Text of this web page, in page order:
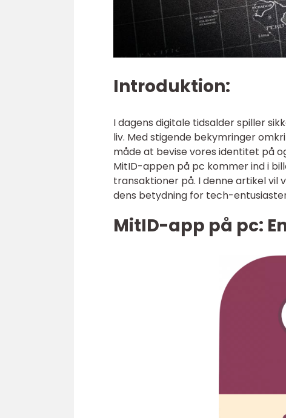
Introduktion:
I dagens digitale tidsalder spiller
liv. Med stigende bekymringer
måde at bevise vores identitet på
MitID-appen på pc kommer ind i
transaktioner på. I denne artikel vil
dens betydning for tech-
MitID-app på pc: